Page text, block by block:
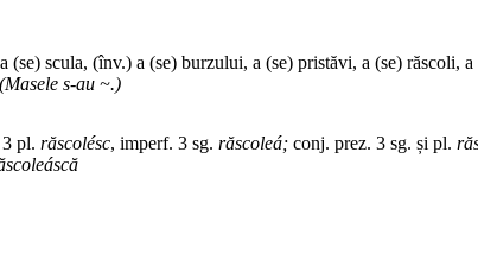
scula, (înv.) a (se) burzului, a (se) pristăvi, a (se) răscoli,
(Masele s-au ~.)
pl. răscolésc, imperf. 3 sg. răscoleá; conj. prez. 3 sg. și pl.